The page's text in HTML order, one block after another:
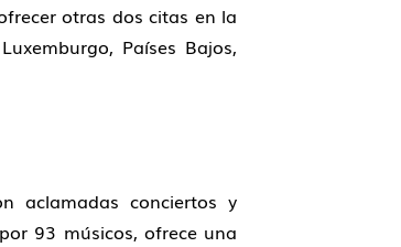
otras dos citas en la
Países Bajos,
aclamadas conciertos y
93 músicos, ofrece una